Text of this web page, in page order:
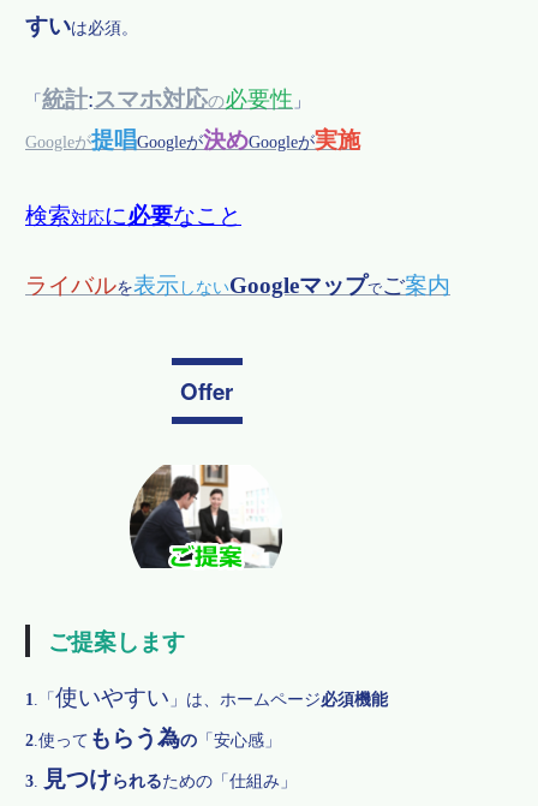
すいは必須。
「統計:スマホ対応の必要性 」
Googleが提唱Googleが決めGoogleが実施
検索対応に必要なこと
ライバルを表示 しないGoogleマップでご案内
Offer
ご提案します
1. 「 使いやすい 」は、ホームページ必須機能
2.使って もらう為の 「安心感」
3. 見つけられるための「仕組み」